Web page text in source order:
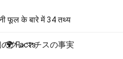
फूल के बारे में 34 तथ्य
クレマチスの事実
🌍 Facts